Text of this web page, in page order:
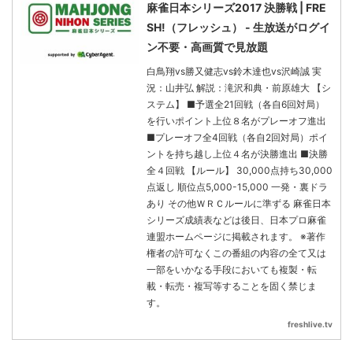
麻雀日本シリーズ2017 決勝戦 | FRE
SH!（フレッシュ） - 生放送がログイ
ン不要・高画質で見放題
白鳥翔vs勝又健志vs鈴木達也vs沢崎誠 実
況：山井弘 解説：滝沢和典・前原雄大 【シ
ステム】 ■予選全21回戦（各自6回対局）
を行いポイント上位８名がプレーオフ進出
■プレーオフ全4回戦（各自2回対局）ポイ
ントを持ち越し上位４名が決勝進出 ■決勝
全４回戦 【ルール】 30,000点持ち30,000
点返し 順位点5,000-15,000 一発・裏ドラ
あり その他ＷＲＣルールに準ずる 麻雀日本
シリーズ成績表などは後日、日本プロ麻雀
連盟ホームページに掲載されます。 ※著作
権者の許可なくこの番組の内容の全て又は
一部をいかなる手段においても複製・転
載・転売・複写等することを固く禁じま
す。
freshlive.tv